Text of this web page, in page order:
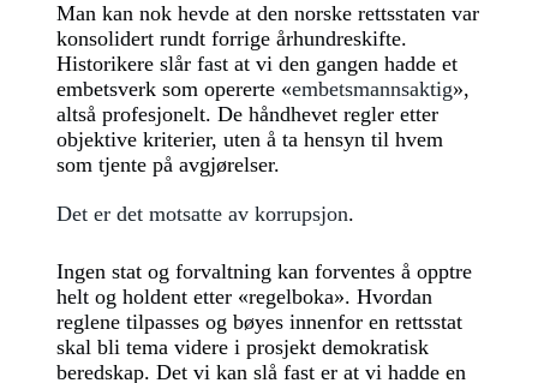
Man kan nok hevde at den norske rettsstaten var
konsolidert rundt forrige århundreskifte.
Historikere slår fast at vi den gangen hadde et
embetsverk som opererte «embetsmannsaktig»,
altså profesjonelt. De håndhevet regler etter
objektive kriterier, uten å ta hensyn til hvem
som tjente på avgjørelser.
Det er det motsatte av korrupsjon.
Ingen stat og forvaltning kan forventes å opptre
helt og holdent etter «regelboka». Hvordan
reglene tilpasses og bøyes innenfor en rettsstat
skal bli tema videre i prosjekt demokratisk
beredskap. Det vi kan slå fast er at vi hadde en